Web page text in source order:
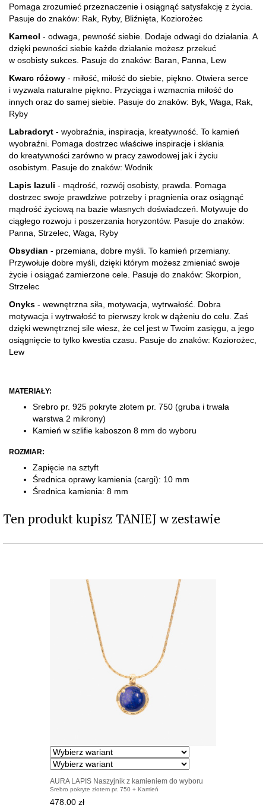
Pomaga zrozumieć przeznaczenie i osiągnąć satysfakcję z życia.
Pasuje do znaków: Rak, Ryby, Bliźnięta, Koziorożec
Karneol - odwaga, pewność siebie. Dodaje odwagi do działania. A
dzięki pewności siebie każde działanie możesz przekuć
w osobisty sukces. Pasuje do znaków: Baran, Panna, Lew
Kwarc różowy - miłość, miłość do siebie, piękno. Otwiera serce
i wyzwala naturalne piękno. Przyciąga i wzmacnia miłość do
innych oraz do samej siebie. Pasuje do znaków: Byk, Waga, Rak,
Ryby
Labradoryt - wyobraźnia, inspiracja, kreatywność. To kamień
wyobraźni. Pomaga dostrzec właściwe inspiracje i skłania
do kreatywności zarówno w pracy zawodowej jak i życiu
osobistym. Pasuje do znaków: Wodnik
Lapis lazuli - mądrość, rozwój osobisty, prawda. Pomaga
dostrzec swoje prawdziwe potrzeby i pragnienia oraz osiągnąć
mądrość życiową na bazie własnych doświadczeń. Motywuje do
ciągłego rozwoju i poszerzania horyzontów. Pasuje do znaków:
Panna, Strzelec, Waga, Ryby
Obsydian - przemiana, dobre myśli. To kamień przemiany.
Przywołuje dobre myśli, dzięki którym możesz zmieniać swoje
życie i osiągać zamierzone cele. Pasuje do znaków: Skorpion,
Strzelec
Onyks - wewnętrzna siła, motywacja, wytrwałość. Dobra
motywacja i wytrwałość to pierwszy krok w dążeniu do celu. Zaś
dzięki wewnętrznej sile wiesz, że cel jest w Twoim zasięgu, a jego
osiągnięcie to tylko kwestia czasu. Pasuje do znaków: Koziorożec,
Lew
MATERIAŁY:
Srebro pr. 925 pokryte złotem pr. 750 (gruba i trwała
warstwa 2 mikrony)
Kamień w szlifie kaboszon 8 mm do wyboru
ROZMIAR:
Zapięcie na sztyft
Średnica oprawy kamienia (cargi): 10 mm
Średnica kamienia: 8 mm
Ten produkt kupisz TANIEJ w zestawie
AURA LAPIS Naszyjnik z kamieniem do wyboru
pozłacany
Srebro pokryte złotem pr. 750 + Kamień
478.00 zł